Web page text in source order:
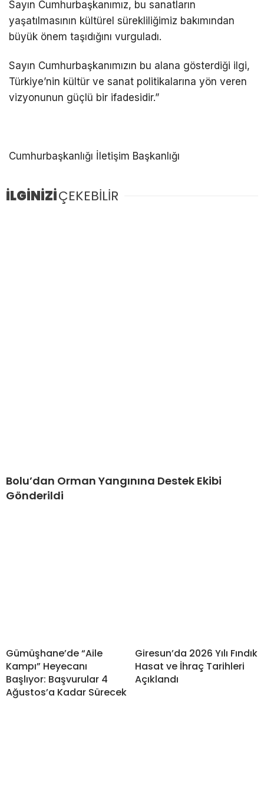
Sayın Cumhurbaşkanımız, bu sanatların
yaşatılmasının kültürel sürekliliğimiz bakımından
büyük önem taşıdığını vurguladı.
Sayın Cumhurbaşkanımızın bu alana gösterdiği ilgi,
Türkiye’nin kültür ve sanat politikalarına yön veren
vizyonunun güçlü bir ifadesidir.”
Cumhurbaşkanlığı İletişim Başkanlığı
İLGİNİZİÇEKEBİLİR
Bolu’dan Orman Yangınına Destek Ekibi
Gönderildi
Gümüşhane’de “Aile
Kampı” Heyecanı
Başlıyor: Başvurular 4
Ağustos’a Kadar Sürecek
Giresun’da 2026 Yılı Fındık
Hasat ve İhraç Tarihleri
Açıklandı